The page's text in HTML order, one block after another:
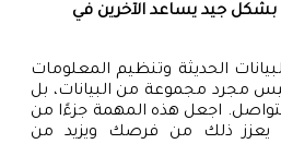
جيد يساعد الآخرين في
الحديثة وتنظيم المعلومات
مجموعة من البيانات، بل
اجعل هذه المهمة جزءًا من
يعزز ذلك من فرصك ويزيد من